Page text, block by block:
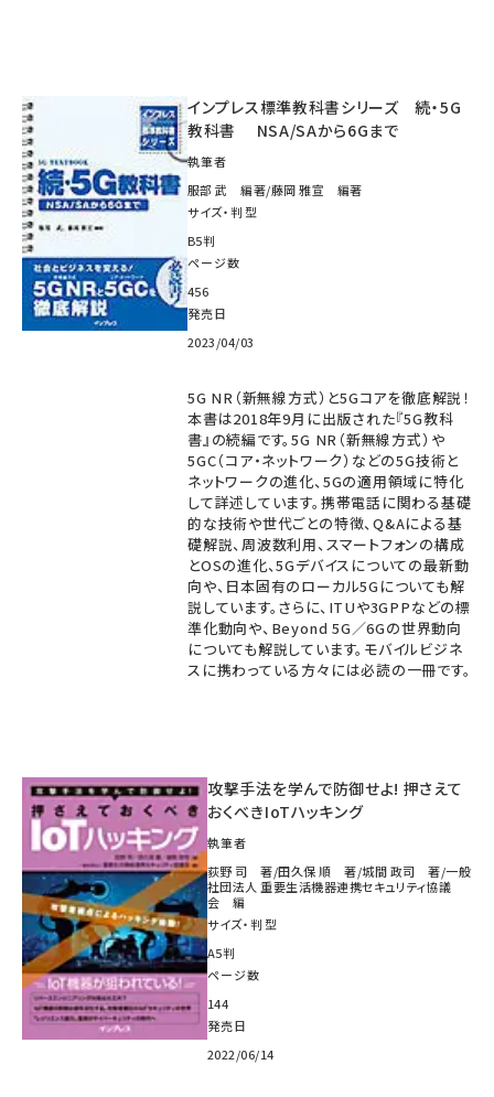
インプレス標準教科書シリーズ 続・5G
教科書 NSA/SAから6Gまで
執筆者
服部 武 編著/藤岡 雅宣 編著
サイズ・判型
B5判
ページ数
456
発売日
2023/04/03
5G NR（新無線方式）と5Gコアを徹底解説！
本書は2018年9月に出版された『5G教科
書』の続編です。5G NR（新無線方式）や
5GC（コア・ネットワーク）などの5G技術と
ネットワークの進化、5Gの適用領域に特化
して詳述しています。携帯電話に関わる基礎
的な技術や世代ごとの特徴、Q&Aによる基
礎解説、周波数利用、スマートフォンの構成
とOSの進化、5Gデバイスについての最新動
向や、日本固有のローカル5Gについても解
説しています。さらに、ITUや3GPPなどの標
準化動向や、Beyond 5G／6Gの世界動向
についても解説しています。モバイルビジネ
スに携わっている方々には必読の一冊です。
攻撃手法を学んで防御せよ! 押さえて
おくべきIoTハッキング
執筆者
荻野 司 著/田久保 順 著/城間 政司 著/一般
社団法人 重要生活機器連携セキュリティ協議
会 編
サイズ・判型
A5判
ページ数
144
発売日
2022/06/14